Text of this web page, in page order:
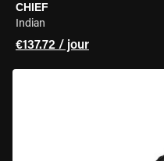
CHIEF
Indian
€137.72 / jour